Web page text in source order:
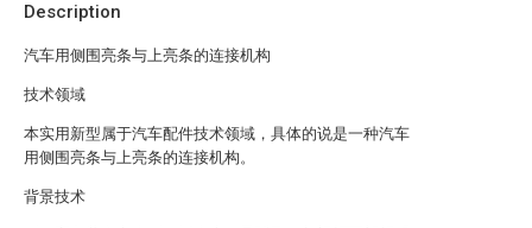
Description
汽车用侧围亮条与上亮条的连接机构
技术领域
本实用新型属于汽车配件技术领域，具体的说是一种汽车
用侧围亮条与上亮条的连接机构。
背景技术